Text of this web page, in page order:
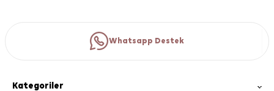
Whatsapp Destek
Kategoriler